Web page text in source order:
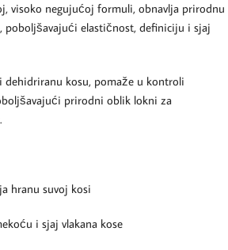
visoko negujućoj formuli, obnavlja prirodnu
poboljšavajući elastičnost, definiciju i sjaj
dehidriranu kosu, pomaže u kontroli
prirodni oblik lokni za
hranu suvoj kosi
i sjaj vlakana kose